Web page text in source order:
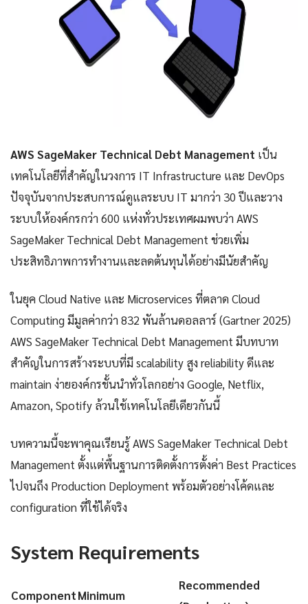
AWS SageMaker Technical Debt Management เป็น
เทคโนโลยีที่สำคัญในวงการ IT Infrastructure และ DevOps
ปัจจุบันจากประสบการณ์ดูแลระบบ IT มากว่า 30 ปีและวาง
ระบบให้องค์กรกว่า 600 แห่งทั่วประเทศผมพบว่า AWS
SageMaker Technical Debt Management ช่วยเพิ่ม
ประสิทธิภาพการทำงานและลดต้นทุนได้อย่างมีนัยสำคัญ
ในยุค Cloud Native และ Microservices ที่ตลาด Cloud
Computing มีมูลค่ากว่า 832 พันล้านดอลลาร์ (Gartner 2025)
AWS SageMaker Technical Debt Management มีบทบาท
สำคัญในการสร้างระบบที่มี scalability สูง reliability ดีและ
maintain ง่ายองค์กรชั้นนำทั่วโลกอย่าง Google, Netflix,
Amazon, Spotify ล้วนใช้เทคโนโลยีเดียวกันนี้
บทความนี้จะพาคุณเรียนรู้ AWS SageMaker Technical Debt
Management ตั้งแต่พื้นฐานการติดตั้งการตั้งค่า Best Practices
ไปจนถึง Production Deployment พร้อมตัวอย่างโค้ดและ
configuration ที่ใช้ได้จริง
System Requirements
ComponentMinimum
Recommended